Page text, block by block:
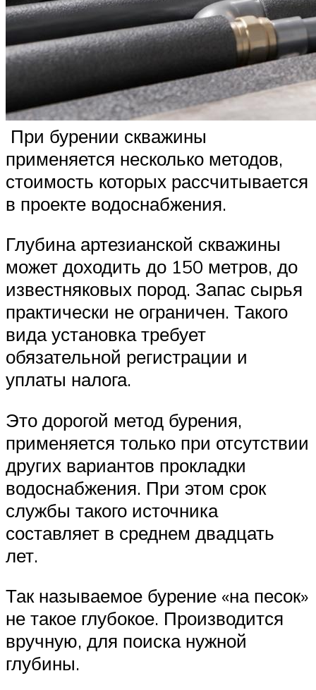
При бурении скважины
применяется несколько методов,
стоимость которых рассчитывается
в проекте водоснабжения.
Глубина артезианской скважины
может доходить до 150 метров, до
известняковых пород. Запас сырья
практически не ограничен. Такого
вида установка требует
обязательной регистрации и
уплаты налога.
Это дорогой метод бурения,
применяется только при отсутствии
других вариантов прокладки
водоснабжения. При этом срок
службы такого источника
составляет в среднем двадцать
лет.
Так называемое бурение «на песок»
не такое глубокое. Производится
вручную, для поиска нужной
глубины.